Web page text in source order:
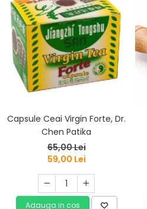
Capsule Ceai Virgin Forte, Dr.
Chen Patika
65,00 Lei
59,00 Lei
Adauga in cos